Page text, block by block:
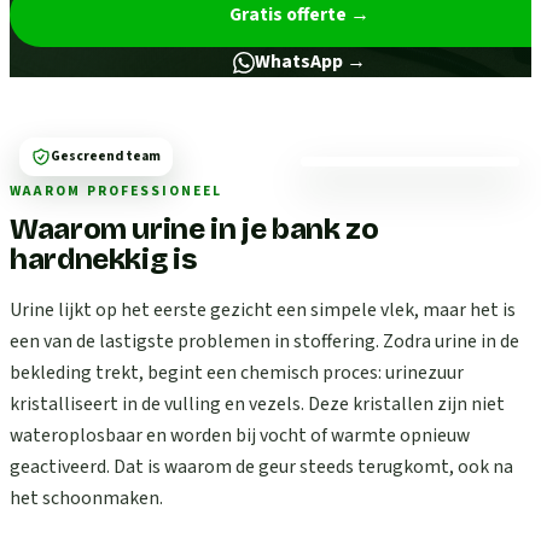
Gratis offerte →
WhatsApp →
WAAROM PROFESSIONEEL
Waarom urine in je bank zo
hardnekkig is
Urine lijkt op het eerste gezicht een simpele vlek, maar het is
een van de lastigste problemen in stoffering. Zodra urine in de
bekleding trekt, begint een chemisch proces: urinezuur
kristalliseert in de vulling en vezels. Deze kristallen zijn niet
wateroplosbaar en worden bij vocht of warmte opnieuw
geactiveerd. Dat is waarom de geur steeds terugkomt, ook na
het schoonmaken.
Gescreend team